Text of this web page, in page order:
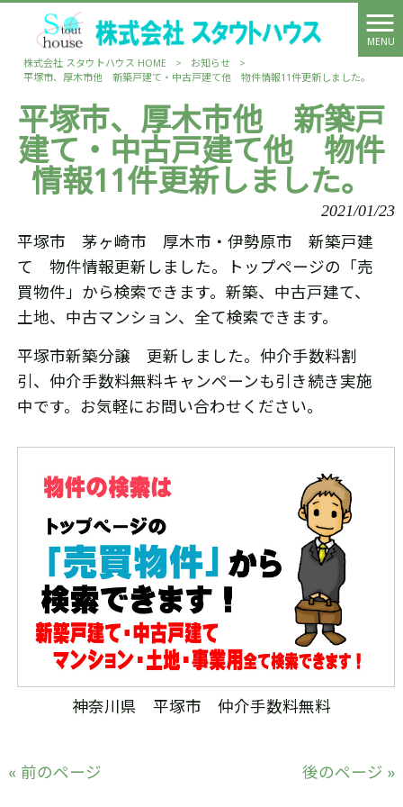
MENU
株式会社 スタウトハウス HOME
> お知らせ
>
平塚市、厚木市他 新築戸建て・中古戸建て他 物件情報11件更新しました。
平塚市、厚木市他 新築戸
建て・中古戸建て他 物件
情報11件更新しました。
2021/01/23
平塚市 茅ヶ崎市 厚木市・伊勢原市 新築戸建
て 物件情報更新しました。トップページの「売
買物件」から検索できます。新築、中古戸建て、
土地、中古マンション、全て検索できます。
平塚市新築分譲 更新しました。仲介手数料割
引、仲介手数料無料キャンペーンも引き続き実施
中です。お気軽にお問い合わせください。
神奈川県 平塚市 仲介手数料無料
« 前のページ 後のページ »